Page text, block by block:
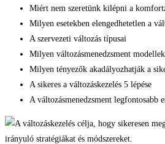
Miért nem szeretünk kilépni a
Milyen esetekben elengedhetetlen a
A szervezeti változás típusai
Milyen változásmenedzsment
Milyen tényezők akadályozhatják a
A sikeres a változáskezelés 5 lépése
A változásmenedzsment legfontosabb